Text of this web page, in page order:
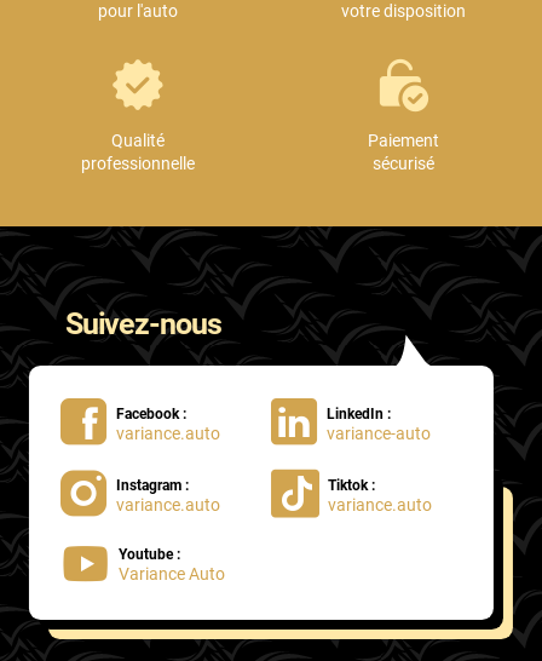
pour l'auto
votre disposition
Qualité
professionnelle
Paiement
sécurisé
Suivez-nous
Facebook :
variance.auto
LinkedIn :
variance-auto
Instagram :
variance.auto
Tiktok :
variance.auto
Youtube :
Variance Auto